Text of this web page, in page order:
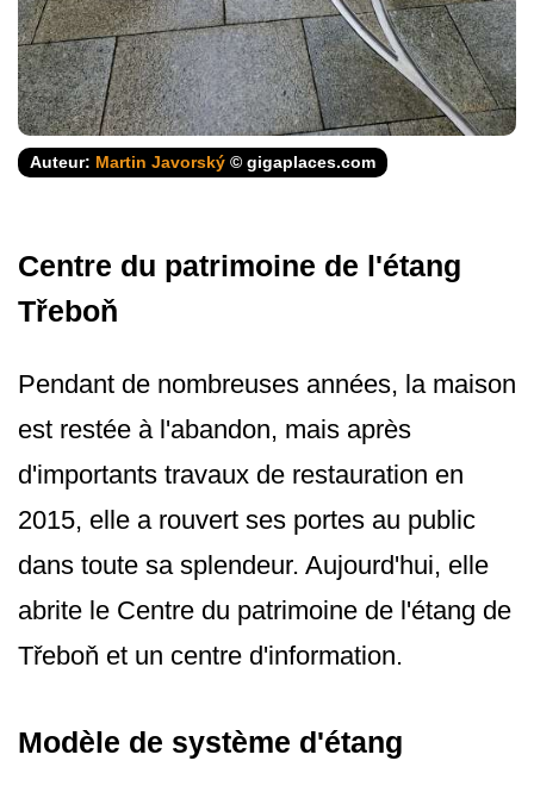
Auteur: Martin Javorský © gigaplaces.com
Centre du patrimoine de l'étang
Třeboň
Pendant de nombreuses années, la maison
est restée à l'abandon, mais après
d'importants travaux de restauration en
2015, elle a rouvert ses portes au public
dans toute sa splendeur. Aujourd'hui, elle
abrite le Centre du patrimoine de l'étang de
Třeboň et un centre d'information.
Modèle de système d'étang